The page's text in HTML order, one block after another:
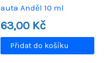
auta Anděl 10 ml
63,00 Kč
Přidat do košíku